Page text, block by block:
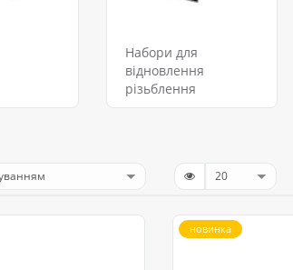
Набори для
відновлення
різьблення
новинка